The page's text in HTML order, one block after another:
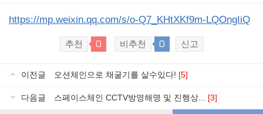
https://mp.weixin.qq.com/s/o-Q7_KHtXKf9m-LQOngIiQ
추천 0 비추천 0 신고
이전글 오션체인으로 채굴기를 살수있다! [5]
다음글 스페이스체인 CCTV방영해명 및 진행상... [3]